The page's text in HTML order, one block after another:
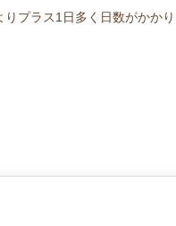
プラス1日多く日数がかかり